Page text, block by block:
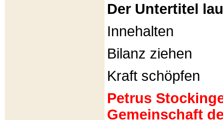
Der Untertitel
Innehalten
Bilanz ziehen
Kraft schöpfen
Petrus
Gemeinschaft